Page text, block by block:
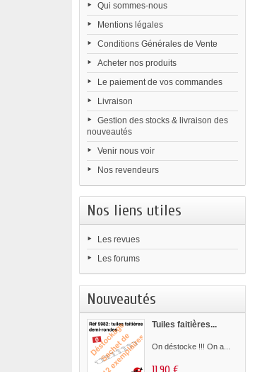
Qui sommes-nous
Mentions légales
Conditions Générales de Vente
Acheter nos produits
Le paiement de vos commandes
Livraison
Gestion des stocks & livraison des
nouveautés
Venir nous voir
Nos revendeurs
Nos liens utiles
Les revues
Les forums
Nouveautés
Tuiles faitières...
On déstocke !!! On a...